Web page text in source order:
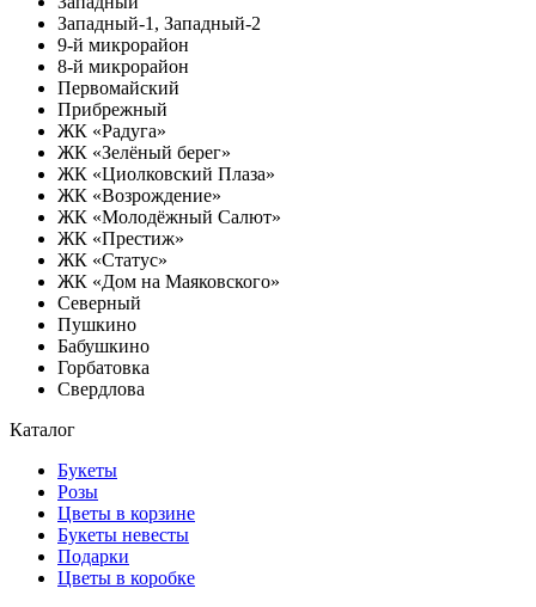
Западный-1, Западный-2
9-й микрорайон
8-й микрорайон
Первомайский
Прибрежный
ЖК «Радуга»
ЖК «Зелёный берег»
ЖК «Циолковский Плаза»
ЖК «Возрождение»
ЖК «Молодёжный Салют»
ЖК «Престиж»
ЖК «Статус»
ЖК «Дом на Маяковского»
Северный
Пушкино
Бабушкино
Горбатовка
Свердлова
Каталог
Букеты
Розы
Цветы в корзине
Букеты невесты
Подарки
Цветы в коробке